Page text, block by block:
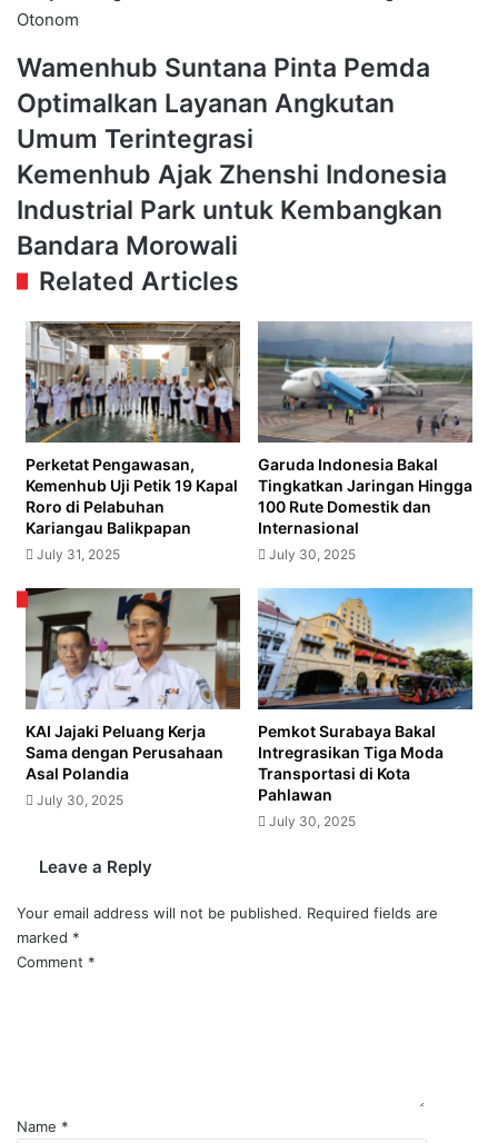
Otonom
Wamenhub
Suntana
Pinta
Pemda
Optimalkan
Layanan
Angkutan
Umum
Terintegrasi
Wamenhub Suntana Pinta Pemda
Optimalkan Layanan Angkutan
Umum Terintegrasi
Kemenhub
Ajak
Zhenshi
Indonesia
Industrial
Park
Kembangkan
Bandara
Morowali
Kemenhub Ajak Zhenshi Indonesia
Industrial Park untuk Kembangkan
Bandara Morowali
Related Articles
Perketat Pengawasan,
Kemenhub Uji Petik 19 Kapal
Roro di Pelabuhan
Kariangau Balikpapan
July 31, 2025
Garuda Indonesia Bakal
Tingkatkan Jaringan Hingga
100 Rute Domestik dan
Internasional
July 30, 2025
KAI Jajaki Peluang Kerja
Sama dengan Perusahaan
Asal Polandia
July 30, 2025
Pemkot Surabaya Bakal
Intregrasikan Tiga Moda
Transportasi di Kota
Pahlawan
July 30, 2025
Leave a Reply
Your email address will not be published. Required fields are
marked *
Comment *
Name *